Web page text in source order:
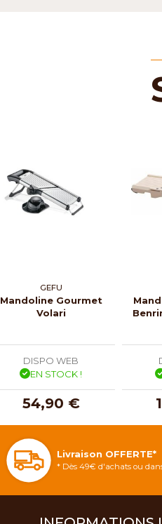
GEFU
Mandoline Gourmet
Volari
DISPO WEB
EN STOCK !
54,90 €
Livraison OFFERTE*
* Dès 49€ d'achats ou